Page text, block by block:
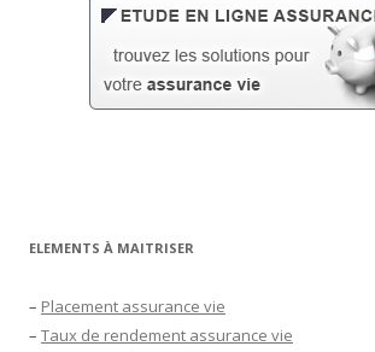
ELEMENTS À MAITRISER
– Placement assurance vie
– Taux de rendement assurance vie